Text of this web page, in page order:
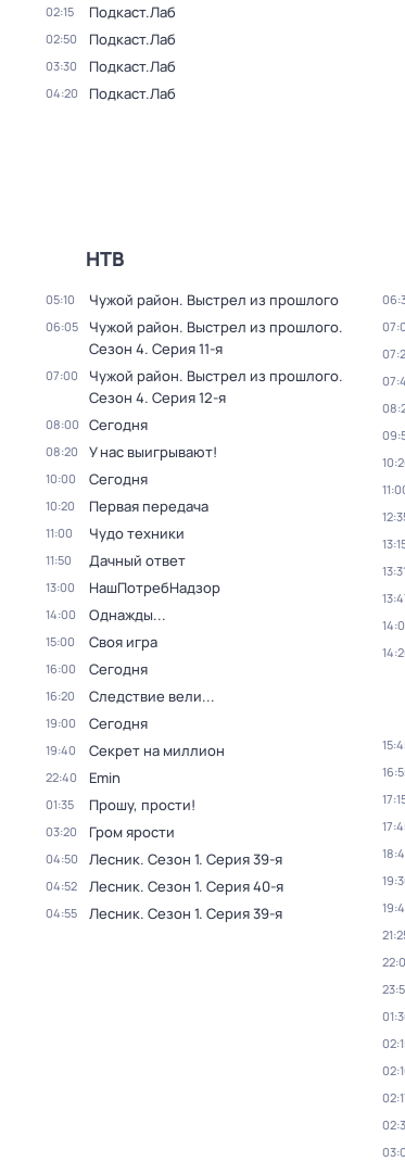
02:15 Подкаст.Лаб
02:50 Подкаст.Лаб
03:30 Подкаст.Лаб
04:20 Подкаст.Лаб
НТВ
05:10 Чужой район. Выстрел из прошлого
06:05 Чужой район. Выстрел из прошлого.
Сезон 4. Серия 11-я
07:00 Чужой район. Выстрел из прошлого.
Сезон 4. Серия 12-я
08:00 Сегодня
08:20 У нас выигрывают!
10:00 Сегодня
10:20 Первая передача
11:00 Чудо техники
11:50 Дачный ответ
13:00 НашПотребНадзор
14:00 Однажды...
15:00 Своя игра
16:00 Сегодня
16:20 Следствие вели...
19:00 Сегодня
19:40 Секрет на миллион
22:40 Emin
01:35 Прошу, прости!
03:20 Гром ярости
04:50 Лесник. Сезон 1. Серия 39-я
04:52 Лесник. Сезон 1. Серия 40-я
04:55 Лесник. Сезон 1. Серия 39-я
13:31